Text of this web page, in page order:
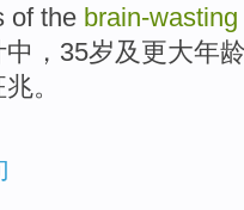
ofthe brain-wasting
， 35岁及 更大年
兆。